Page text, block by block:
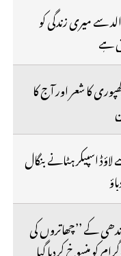
سے میری زندگی کو
ہے
کا شعر اور آج کا
اسپیکر ہٹانے بنگال
کے ’’چھاتروں کی
کو منسوخ کردیا گیا